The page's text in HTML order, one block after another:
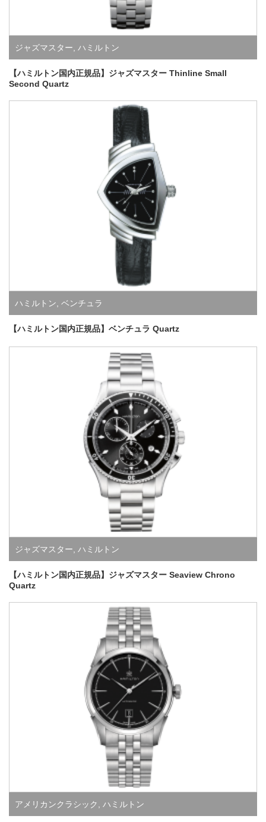
ジャズマスター, ハミルトン
【ハミルトン国内正規品】ジャズマスター Thinline Small
Second Quartz
ハミルトン ベンチュラ
【ハミルトン国内正規品】ベンチュラ Quartz
ジャズマスター ハミルトン
【ハミルトン国内正規品】ジャズマスター Seaview Chrono
Quartz
アメリカンクラシック, ハミルトン